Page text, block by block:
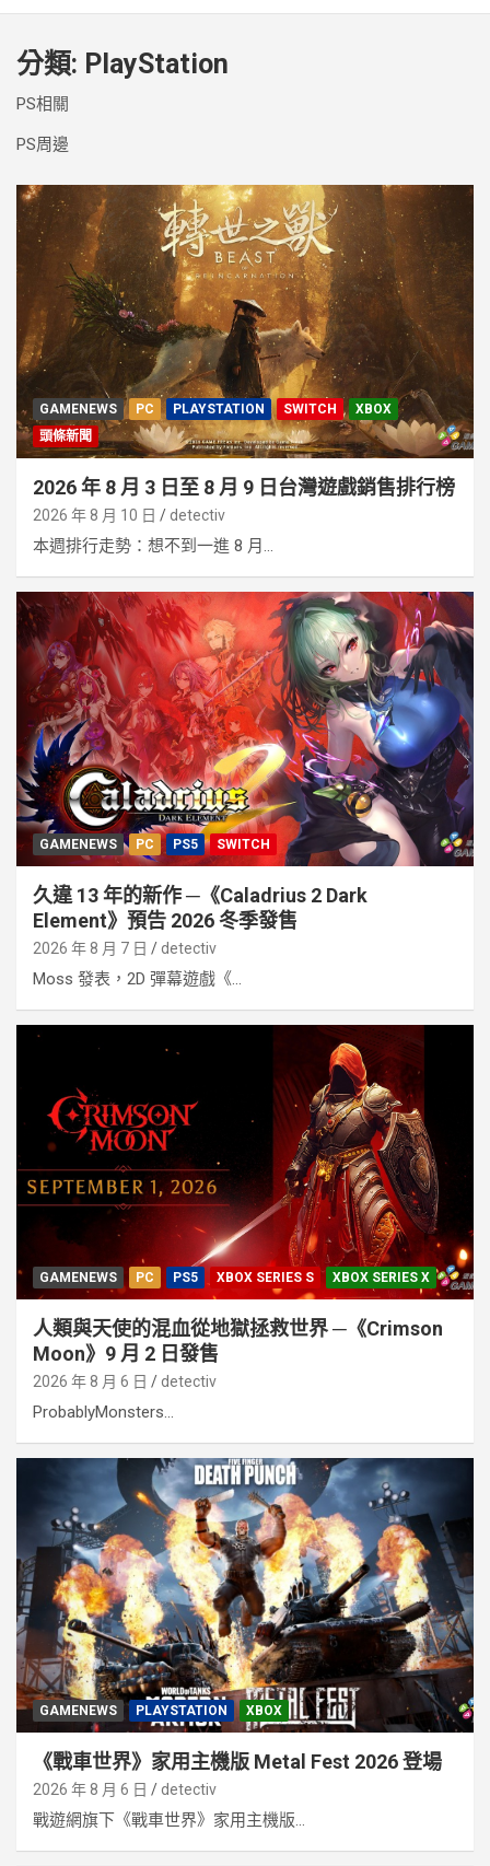
分類: PlayStation
PS相關
PS周邊
GAMENEWS PC PLAYSTATION SWITCH
XBOX
頭條新聞
2026 年 8 月 3 日至 8 月 9 日台灣遊戲銷售排行榜
2026 年 8 月 10 日 detectiv
本週排行走勢：想不到一進 8 月...
GAMENEWS PC PS5 SWITCH
久違 13 年的新作 ─《Caladrius 2 Dark
Element》預告 2026 冬季發售
2026 年 8 月 7 日 detectiv
Moss 發表，2D 彈幕遊戲《...
GAMENEWS PC PS5 XBOX SERIES S XBOX SERIES X
人類與天使的混血從地獄拯救世界 ─《Crimson
Moon》9 月 2 日發售
2026 年 8 月 6 日 detectiv
ProbablyMonsters...
GAMENEWS PLAYSTATION XBOX
《戰車世界》家用主機版 Metal Fest 2026 登場
2026 年 8 月 6 日 detectiv
戰遊網旗下《戰車世界》家用主機版...